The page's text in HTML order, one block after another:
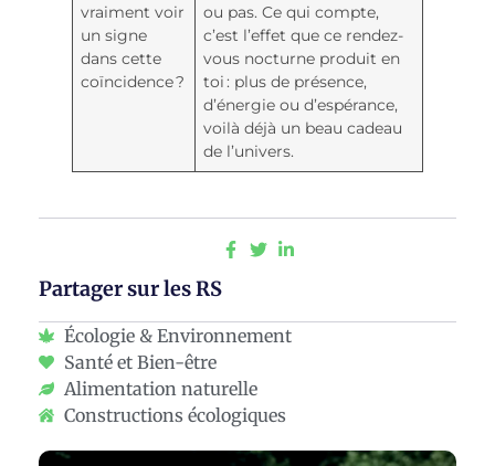
vraiment voir
un signe
dans cette
coïncidence ?
ou pas. Ce qui compte,
c’est l’effet que ce rendez-
vous nocturne produit en
toi : plus de présence,
d’énergie ou d’espérance,
voilà déjà un beau cadeau
de l’univers.
Partager sur les RS
Écologie & Environnement
Santé et Bien-être
Alimentation naturelle
Constructions écologiques